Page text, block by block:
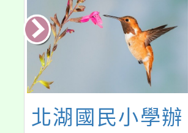
北湖國民小學辦